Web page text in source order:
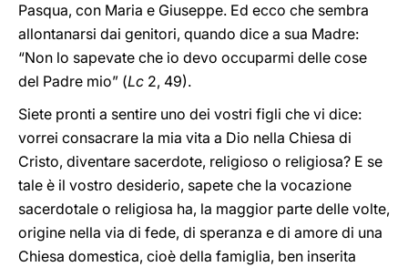
Pasqua, con Maria e Giuseppe. Ed ecco che sembra
allontanarsi dai genitori, quando dice a sua Madre:
“Non lo sapevate che io devo occuparmi delle cose
del Padre mio” (Lc 2, 49).
Siete pronti a sentire uno dei vostri figli che vi dice:
vorrei consacrare la mia vita a Dio nella Chiesa di
Cristo, diventare sacerdote, religioso o religiosa? E se
tale è il vostro desiderio, sapete che la vocazione
sacerdotale o religiosa ha, la maggior parte delle volte,
origine nella via di fede, di speranza e di amore di una
Chiesa domestica, cioè della famiglia, ben inserita